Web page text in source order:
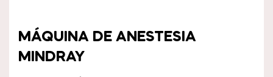
MÁQUINA DE ANESTESIA
MINDRAY